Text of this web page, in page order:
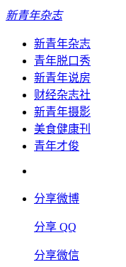
新青年杂志
新青年杂志
青年脱口秀
新青年说房
财经杂志社
新青年摄影
美食健康刊
青年才俊
分享微博
分享 QQ
分享微信